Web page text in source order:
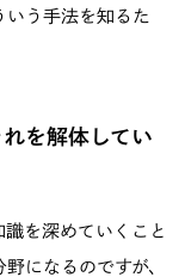
いう手法を知るた
を解体してい
を深めていくこと
になるのですが、